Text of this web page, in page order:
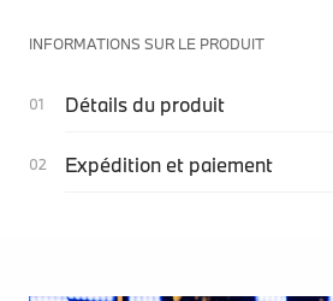
INFORMATIONS SUR LE PRODUIT
Détails du produit
Expédition et paiement